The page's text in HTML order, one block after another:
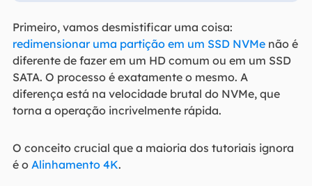
Primeiro, vamos desmistificar uma coisa:
redimensionar uma partição em um SSD NVMenão é
diferente de fazer em um HD comum ou em um SSD
SATA. O processo é exatamente o mesmo. A
diferença está na velocidade brutal do NVMe, que
torna a operação incrivelmente rápida.
O conceito crucial que a maioria dos tutoriais ignora
é o Alinhamento 4K.